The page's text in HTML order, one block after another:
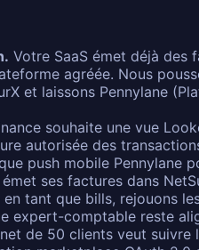
Votre SaaS émet déjà des
agréée. Nous
et laissons Pennylane
souhaite une vue
autorisée des
push mobile Pennylane
ses factures dans
tant que bills, rejouons
expert-comptable reste
de 50 clients veut suivre